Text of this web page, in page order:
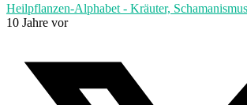
Heilpflanzen-Alphabet - Kräuter,
10 Jahre vor